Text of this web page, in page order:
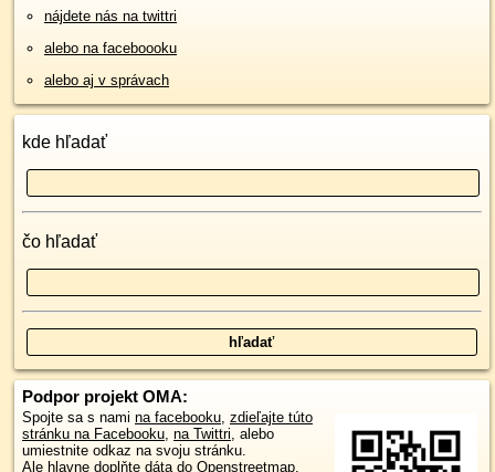
nájdete nás na twittri
alebo na faceboooku
alebo aj v správach
kde hľadať
čo hľadať
Podpor projekt OMA:
Spojte sa s nami na facebooku, zdieľajte túto
stránku na Facebooku, na Twittri, alebo
umiestnite odkaz na svoju stránku.
Ale hlavne doplňte dáta do Openstreetmap,